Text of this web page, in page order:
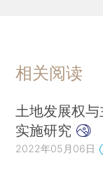
相关阅读
土地发展权
实施研究
2022年05月06日